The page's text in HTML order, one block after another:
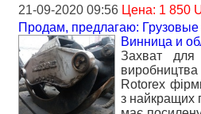
21-09-2020 09:56 Цена: 1 850
Продам, предлагаю:
Винница и
Захват
Rotorex
з найкращих